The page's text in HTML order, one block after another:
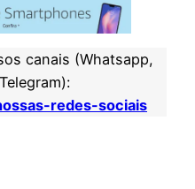
canais (Whatsapp,
redes-sociais